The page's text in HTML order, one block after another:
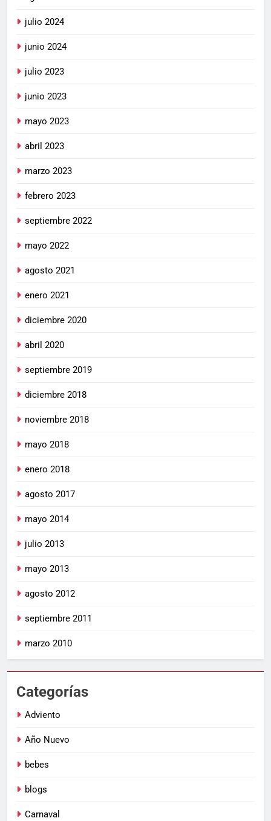
julio 2024
junio 2024
julio 2023
junio 2023
mayo 2023
abril 2023
marzo 2023
febrero 2023
septiembre 2022
mayo 2022
agosto 2021
enero 2021
diciembre 2020
abril 2020
septiembre 2019
diciembre 2018
noviembre 2018
mayo 2018
enero 2018
agosto 2017
mayo 2014
julio 2013
mayo 2013
agosto 2012
septiembre 2011
marzo 2010
Categorías
Adviento
Año Nuevo
bebes
blogs
Carnaval